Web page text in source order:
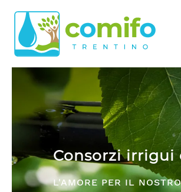
Skip to main content
Comifo
DA OLTRE 40